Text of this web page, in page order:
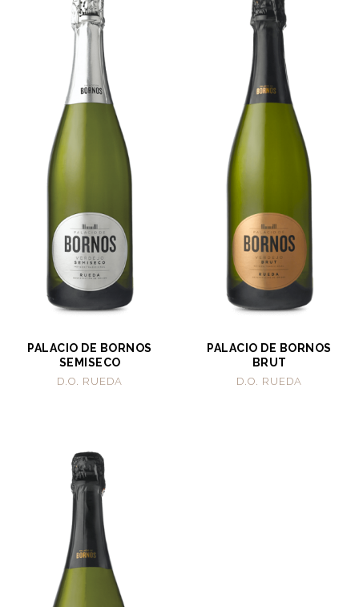
PALACIO DE BORNOS
SEMISECO
D.O. RUEDA
PALACIO DE BORNOS
BRUT
D.O. RUEDA